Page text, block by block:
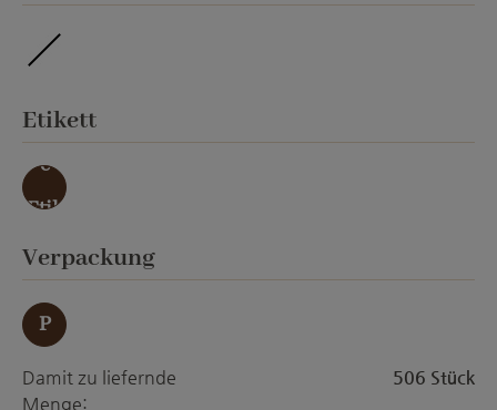
Etikettauswählen
ohn
e
Etik
ett
Verpackungauswählen
P
Damit zu liefernde
Menge:
506 Stück